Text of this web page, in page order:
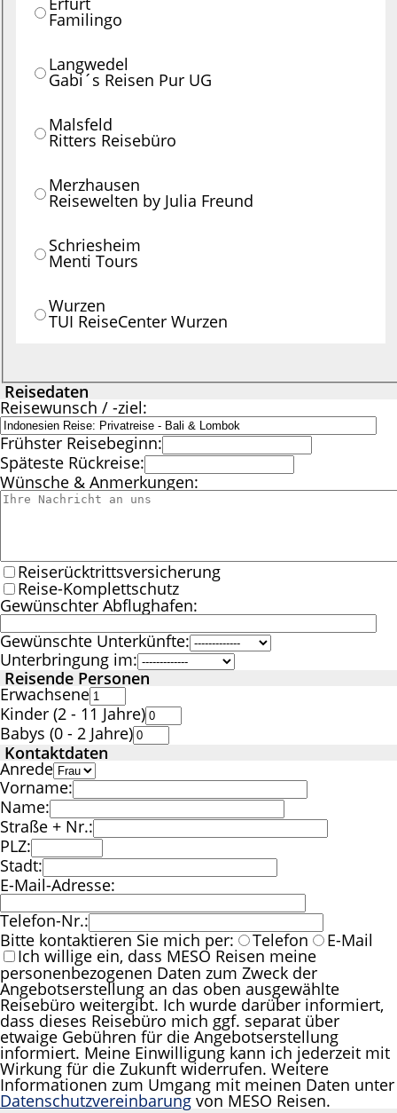
Familingo
Langwedel
Gabi´s Reisen Pur UG
Malsfeld
Ritters Reisebüro
Merzhausen
Reisewelten by Julia Freund
Schriesheim
Menti Tours
Wurzen
TUI ReiseCenter Wurzen
Reisedaten
Reisewunsch / -ziel:
Frühster Reisebeginn:
Späteste Rückreise:
Wünsche & Anmerkungen:
Reiserücktrittsversicherung
Reise-Komplettschutz
Gewünschter Abflughafen:
Gewünschte Unterkünfte:
Unterbringung im:
Reisende Personen
Erwachsene
Kinder (2 - 11 Jahre)
Babys (0 - 2 Jahre)
Kontaktdaten
Anrede
Vorname:
Name:
Straße + Nr.:
PLZ:
Stadt:
E-Mail-Adresse:
Telefon-Nr.:
Bitte kontaktieren Sie mich per:
Telefon E-Mail
Ich willige ein, dass MESO Reisen meine
personenbezogenen Daten zum Zweck der
Angebotserstellung an das oben ausgewählte
Reisebüro weitergibt. Ich wurde darüber informiert,
dass dieses Reisebüro mich ggf. separat über
etwaige Gebühren für die Angebotserstellung
informiert. Meine Einwilligung kann ich jederzeit mit
Wirkung für die Zukunft widerrufen. Weitere
Informationen zum Umgang mit meinen Daten unter
Datenschutzvereinbarung von MESO Reisen.